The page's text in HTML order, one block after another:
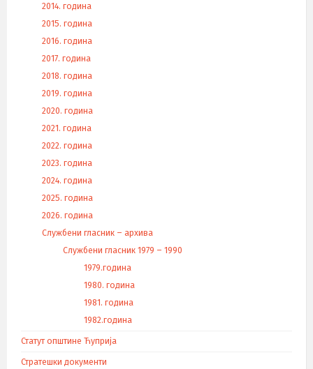
2014. година
2015. година
2016. година
2017. година
2018. година
2019. година
2020. година
2021. година
2022. година
2023. година
2024. година
2025. година
2026. година
Службени гласник – архива
Службени гласник 1979 – 1990
1979.година
1980. година
1981. година
1982.година
Статут општине Ћуприја
Стратешки документи